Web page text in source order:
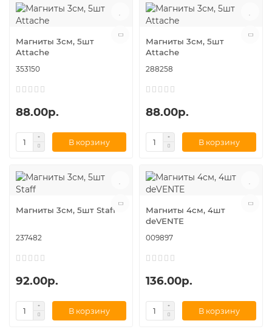
Магниты 3см, 5шт
Attache
353150
88.00р.
В корзину
Магниты 3см, 5шт
Attache
288258
88.00р.
В корзину
Магниты 3см, 5шт Staff
237482
92.00р.
В корзину
Магниты 4см, 4шт
deVENTE
009897
136.00р.
В корзину